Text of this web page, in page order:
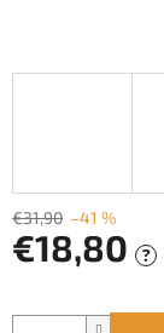
€31,90 –41 %
€18,80 ?
cena: